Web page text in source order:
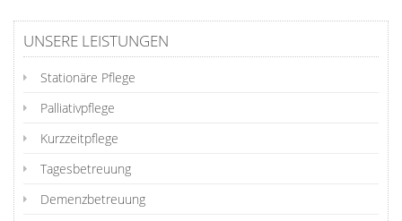
UNSERE LEISTUNGEN
Stationäre Pflege
Palliativpflege
Kurzzeitpflege
Tagesbetreuung
Demenzbetreuung